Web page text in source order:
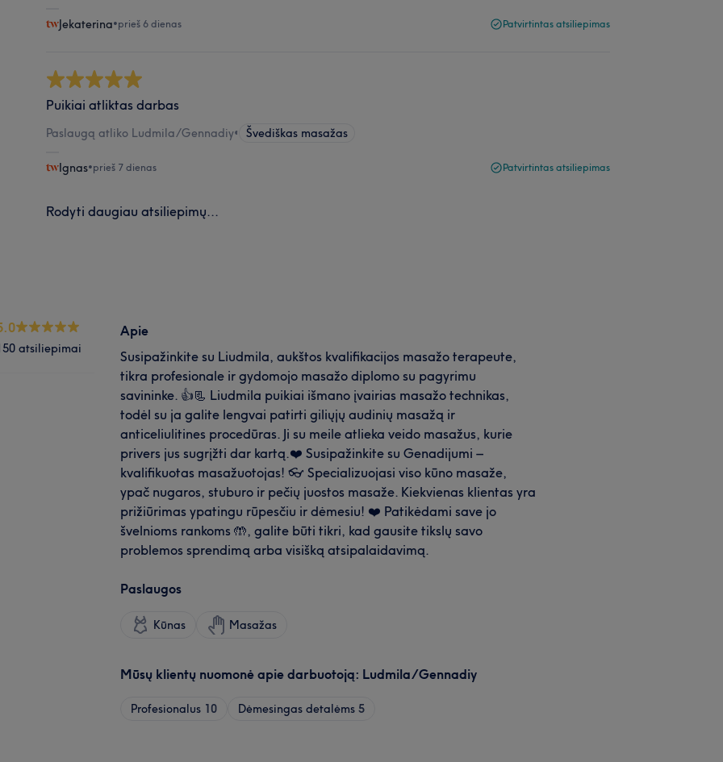
Jekaterina•prieš 6 dienas Patvirtintas atsiliepimas
Puikiai atliktas darbas
Paslaugą atliko Ludmila/Gennadiy• Švediškas masažas
Ignas•prieš 7 dienas Patvirtintas atsiliepimas
Rodyti daugiau atsiliepimų...
atsiliepimai
Apie
Susipažinkite su Liudmila, aukštos kvalifikacijos masažo terapeute,
tikra profesionale ir gydomojo masažo diplomo su pagyrimu
savininke. 👍📃 Liudmila puikiai išmano įvairias masažo technikas,
todėl su ja galite lengvai patirti giliųjų audinių masažą ir
anticeliulitines procedūras. Ji su meile atlieka veido masažus, kurie
privers jus sugrįžti dar kartą.❤️ Susipažinkite su Genadijumi –
kvalifikuotas masažuotojas! 👓 Specializuojasi viso kūno masaže,
ypač nugaros, stuburo ir pečių juostos masaže. Kiekvienas klientas yra
prižiūrimas ypatingu rūpesčiu ir dėmesiu! ❤️ Patikėdami save jo
švelnioms rankoms 🤲, galite būti tikri, kad gausite tikslų savo
problemos sprendimą arba visišką atsipalaidavimą.
Paslaugos
Kūnas Masažas
Mūsų klientų nuomonė apie darbuotoją: Ludmila/Gennadiy
Profesionalus 10 Dėmesingas detalėms 5